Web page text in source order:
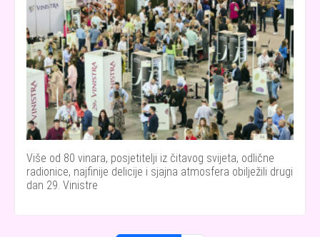
Više od 80 vinara, posjetitelji iz čitavog svijeta, odlične
radionice, najfinije delicije i sjajna atmosfera obilježili drugi
dan 29. Vinistre